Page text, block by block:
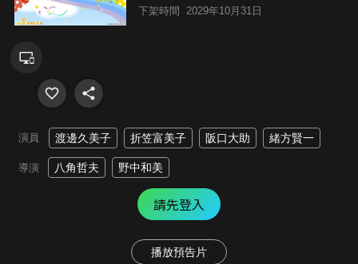
下架時間 2029年10月31日
演員 渡邊久美子 折笠富美子 阪口大助 緒方賢一
導演 八角哲夫 野中和美
請先登入
播放預告片